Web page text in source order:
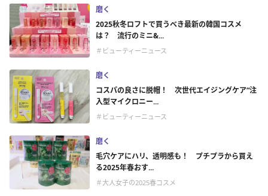
磨く
2025秋冬ロフトで買うべき最新の韓国コスメ
は？ 流行のミニ&...
＃ビューティーニュース
磨く
コスパの良さに脱帽！ 次世代エイジングケア“注
入型マイクロニー...
＃ビューティーニュース
磨く
毛穴ケアにハリ、透明感も！ プチプラから買え
る2025年春おす...
＃大人女子の2025春コスメ